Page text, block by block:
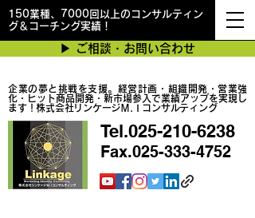
150業種、7000回以上のコンサルティン
グ＆コーチング実績！
企業の夢と挑戦を支援。経営計画・組織開発・営業強
化・ヒット商品開発・新市場参入で業績アップを実現し
ます！株式会社リンケージＭ.Ｉコンサルティング
▶︎ ご相談・お問い合わせ
Tel.025-210-6238
Fax.025-333-4752